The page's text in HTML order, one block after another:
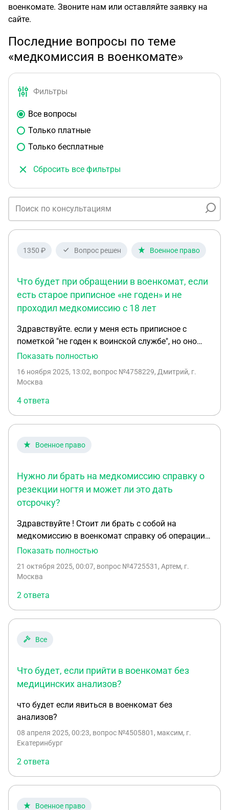
военкомате. Звоните нам или оставляйте заявку на
сайте.
Последние вопросы по теме
«медкомиссия в военкомате»
Фильтры
Все вопросы
Только платные
Только бесплатные
Сбросить все фильтры
1350 ₽ Вопрос решен Военное право
Что будет при обращении в военкомат, если
есть старое приписное «не годен» и не
проходил медкомиссию с 18 лет
Здравствуйте. если у меня есть приписное с
пометкой "не годен к воинской службе", но оно
выдано в 17 лет, а в 18 на итоговую медкомиссию
обращении в военкомат? назначат ещё одну
или что? за всё это время я никак с военкоматом
не контактировал и официально не работал, а
сейчас потребовалось для работы.
Показать полностью
16 ноября 2025, 13:02, вопрос №4758229, Дмитрий, г.
Москва
4 ответа
Военное право
Нужно ли брать на медкомиссию справку о
резекции ногтя и может ли это дать
отсрочку?
Здравствуйте ! Стоит ли брать с собой на
медкомиссию в военкомат справку об операции
по частичной резекции ногтевой пластины
сейчас 21 октября — рана заживает нормально,
Может ли это повлиять на прохождение
медкомиссии или временно дать отсрочку?
Показать полностью
21 октября 2025, 00:07, вопрос №4725531, Артем, г.
Москва
2 ответа
Все
Что будет, если прийти в военкомат без
медицинских анализов?
что будет если явиться в военкомат без
анализов?
08 апреля 2025, 00:23, вопрос №4505801, максим, г.
Екатеринбург
2 ответа
Военное право